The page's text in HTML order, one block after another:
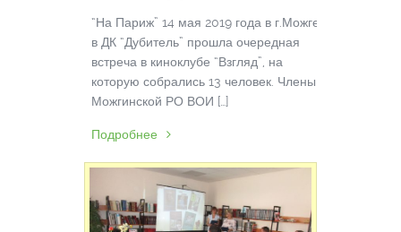
“На Париж” 14 мая 2019 года в г.Можге
в ДК “Дубитель” прошла очередная
встреча в киноклубе “Взгляд”, на
которую собрались 13 человек. Члены
Можгинской РО ВОИ […]
Подробнее